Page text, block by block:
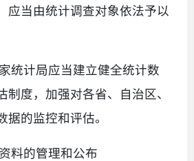
应当由统计调查对象依法予以
统计局应当建立健全统计数
制度，加强对各省、自治区、
据的监控和评估。
料的管理和公布